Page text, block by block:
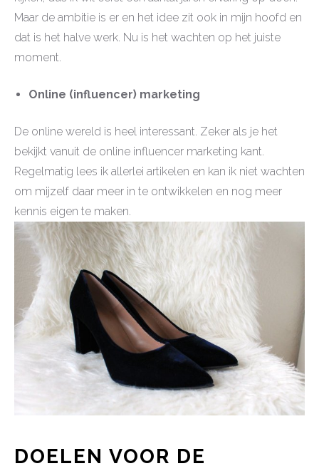
Maar de ambitie is er en het idee zit ook in mijn hoofd en
dat is het halve werk. Nu is het wachten op het juiste
moment.
Online (influencer) marketing
De online wereld is heel interessant. Zeker als je het
bekijkt vanuit de online influencer marketing kant.
Regelmatig lees ik allerlei artikelen en kan ik niet wachten
om mijzelf daar meer in te ontwikkelen en nog meer
kennis eigen te maken.
DOELEN VOOR DE